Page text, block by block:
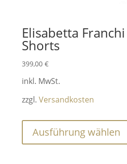
Elisabetta
Shorts
399,00 €
inkl. MwSt.
zzgl. Versandkosten
Ausführung wählen